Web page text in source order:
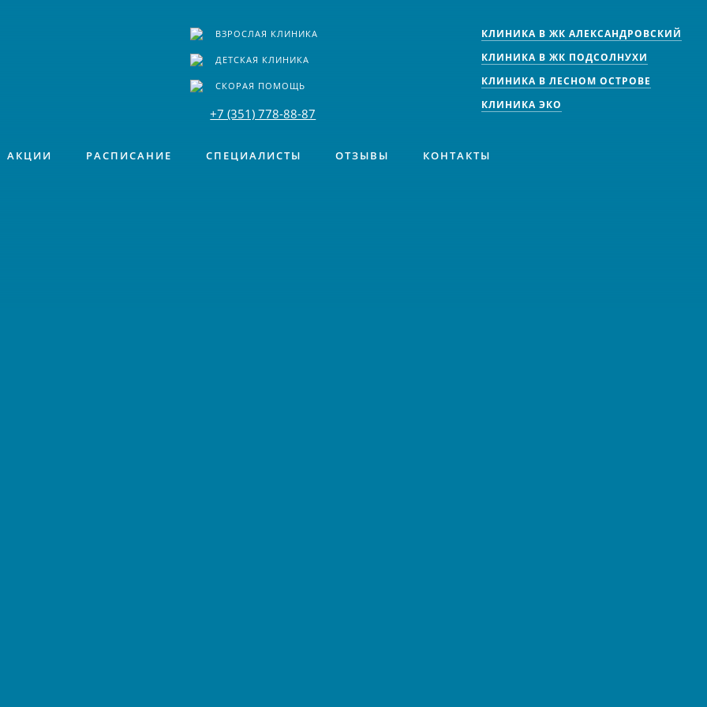
ВЗРОСЛАЯ КЛИНИКА
ДЕТСКАЯ КЛИНИКА
СКОРАЯ ПОМОЩЬ
+7 (351) 778-88-87
КЛИНИКА В ЖК АЛЕКСАНДРОВСКИЙ
КЛИНИКА В ЖК ПОДСОЛНУХИ
КЛИНИКА В ЛЕСНОМ ОСТРОВЕ
КЛИНИКА ЭКО
АКЦИИ РАСПИСАНИЕ СПЕЦИАЛИСТЫ ОТЗЫВЫ КОНТАКТЫ